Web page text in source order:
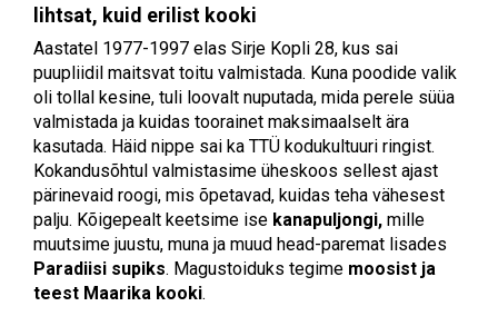
lihtsat, kuid erilist kooki
Aastatel 1977-1997 elas Sirje Kopli 28, kus sai
puupliidil maitsvat toitu valmistada. Kuna poodide valik
oli tollal kesine, tuli loovalt nuputada, mida perele süüa
valmistada ja kuidas toorainet maksimaalselt ära
kasutada. Häid nippe sai ka TTÜ kodukultuuri ringist.
Kokandusõhtul valmistasime üheskoos sellest ajast
pärinevaid roogi, mis õpetavad, kuidas teha vähesest
palju. Kõigepealt keetsime ise kanapuljongi, mille
muutsime juustu, muna ja muud head-paremat lisades
Paradiisi supiks. Magustoiduks tegime moosist ja
teest Maarika kooki.